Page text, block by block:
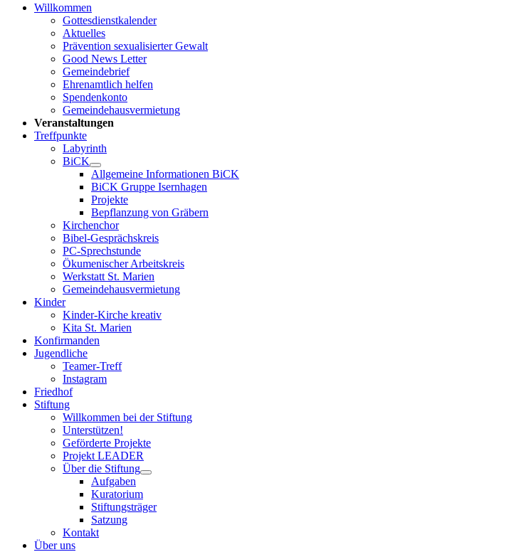
Willkommen
Gottesdienstkalender
Aktuelles
Prävention sexualisierter Gewalt
Good News Letter
Gemeindebrief
Ehrenamtlich helfen
Spendenkonto
Gemeindehausvermietung
Veranstaltungen
Treffpunkte
Labyrinth
BiCK
Allgemeine Informationen BiCK
BiCK Gruppe Isernhagen
Projekte
Bepflanzung von Gräbern
Kirchenchor
Bibel-Gesprächskreis
PC-Sprechstunde
Ökumenischer Arbeitskreis
Werkstatt St. Marien
Gemeindehausvermietung
Kinder
Kinder-Kirche kreativ
Kita St. Marien
Konfirmanden
Jugendliche
Teamer-Treff
Instagram
Friedhof
Stiftung
Willkommen bei der Stiftung
Unterstützen!
Geförderte Projekte
Projekt LEADER
Über die Stiftung
Aufgaben
Kuratorium
Stiftungsträger
Satzung
Kontakt
Über uns